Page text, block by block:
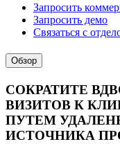
Запросить
Запросить демо
Связаться с
Обзор
СОКРАТИТЕ
ВИЗИТОВ К
ПУТЕМ
ИСТОЧНИКА